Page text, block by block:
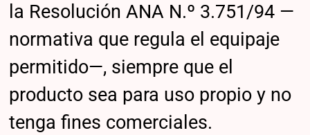
la Resolución ANA N.º 3.751/94 —
normativa que regula el equipaje
permitido—, siempre que el
producto sea para uso propio y no
tenga fines comerciales.